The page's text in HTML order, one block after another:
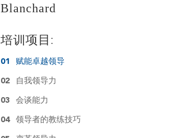
Blanchard
培训项目:
01 赋能卓越领导
02 自我领导力
03 会谈能力
04 领导者的教练技巧